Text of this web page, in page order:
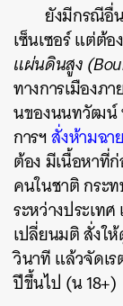
ยังมีกรณีอื่
เซ็นเซอร์ แต่ต้
แผ่นดินสูง
ทางการเมืองภ
นของนนทวัฒน์
การฯสั่งห้ามฉาย
ต้อง มีเนื้อหาที่
คนในชาติ กระ
ระหว่างประเท
เปลี่ยนมติ สั่งใ
วินาที แล้วจัดเ
ปีขึ้นไป (น 18+)